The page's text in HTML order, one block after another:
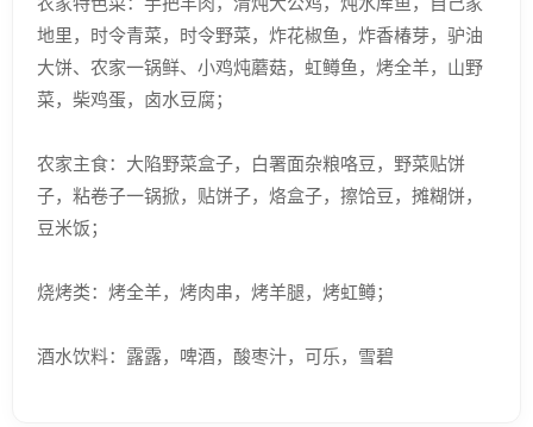
地里，时令青菜，时令野菜，炸花椒鱼，炸香椿芽，驴油
大饼、农家一锅鲜、小鸡炖蘑菇，虹鳟鱼，烤全羊，山野
菜，柴鸡蛋，卤水豆腐；
农家主食：大陷野菜盒子，白署面杂粮咯豆，野菜贴饼
子，粘卷子一锅掀，贴饼子，烙盒子，擦饸豆，摊糊饼，
豆米饭；
烧烤类：烤全羊，烤肉串，烤羊腿，烤虹鳟；
酒水饮料：露露，啤酒，酸枣汁，可乐，雪碧